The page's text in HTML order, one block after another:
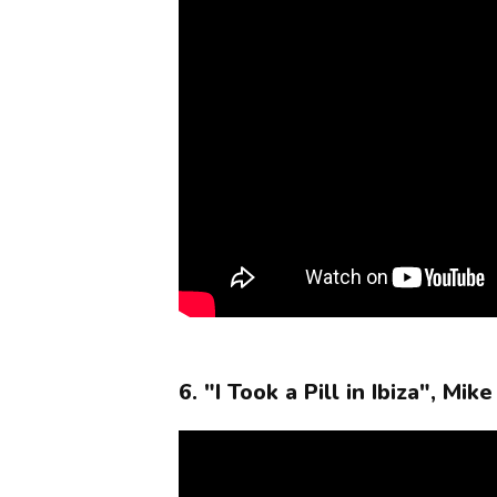
6. "I Took a Pill in Ibiza",